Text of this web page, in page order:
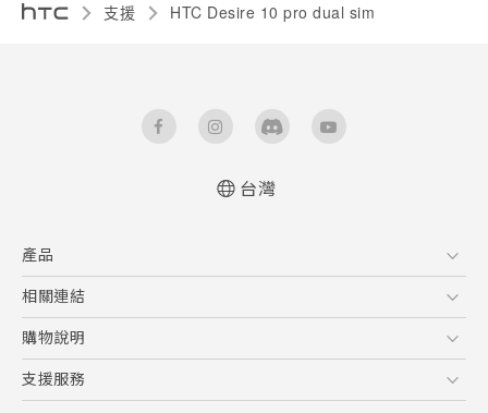
支援 HTC Desire 10 pro dual sim‎
台灣
產品
5G
智慧型手機
配件
相關連結
HTC Research
購物說明
購物須知
支援服務